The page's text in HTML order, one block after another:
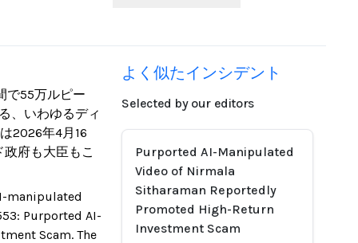
で55万ルピー
、いわゆるディ
2026年4月16
府も大臣もこ
manipulated
Purported AI-
Scam. The
よく似たインシデント
Selected by our editors
Purported AI-Manipulated
Video of Nirmala
Sitharaman Reportedly
Promoted High-Return
Investment Scam